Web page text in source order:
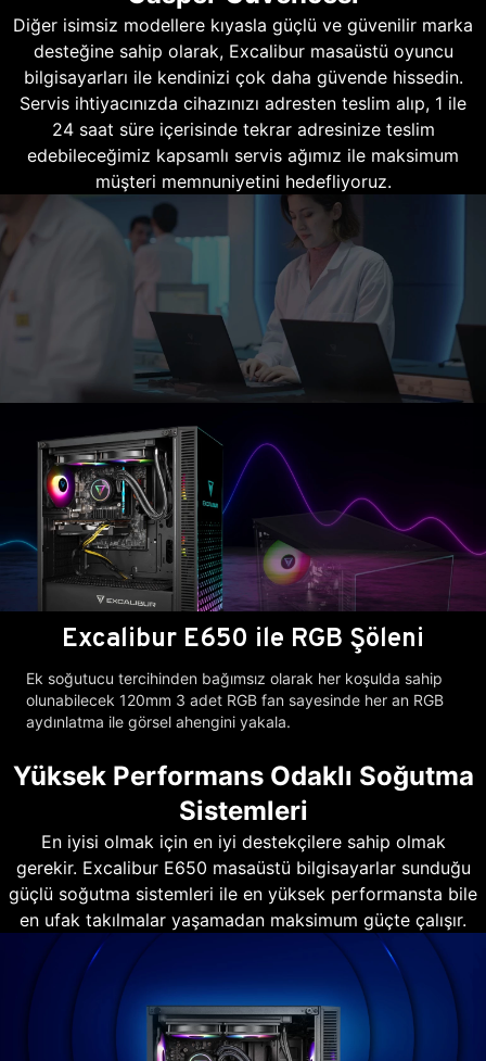
Diğer isimsiz modellere kıyasla güçlü ve güvenilir marka
desteğine sahip olarak, Excalibur masaüstü oyuncu
bilgisayarları ile kendinizi çok daha güvende hissedin.
Servis ihtiyacınızda cihazınızı adresten teslim alıp, 1 ile
24 saat süre içerisinde tekrar adresinize teslim
edebileceğimiz kapsamlı servis ağımız ile maksimum
müşteri memnuniyetini hedefliyoruz.
Excalibur E650 ile RGB Şöleni
Ek soğutucu tercihinden bağımsız olarak her koşulda sahip
olunabilecek 120mm 3 adet RGB fan sayesinde her an RGB
aydınlatma ile görsel ahengini yakala.
Yüksek Performans Odaklı Soğutma
Sistemleri
En iyisi olmak için en iyi destekçilere sahip olmak
gerekir. Excalibur E650 masaüstü bilgisayarlar sunduğu
güçlü soğutma sistemleri ile en yüksek performansta bile
en ufak takılmalar yaşamadan maksimum güçte çalışır.